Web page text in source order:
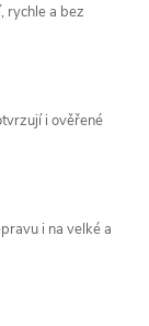
rychle a bez
i ověřené
i na velké a